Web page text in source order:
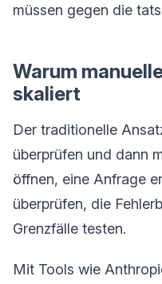
müssen gegen die
Warum
skaliert
Der traditionelle
überprüfen und dann
öffnen, eine Anfrage
überprüfen, die
Grenzfälle testen.
Mit Tools wie